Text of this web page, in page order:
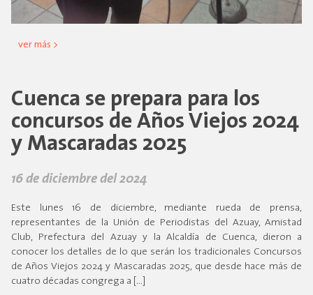
ver más >
Cuenca se prepara para los
concursos de Años Viejos 2024
y Mascaradas 2025
16 de diciembre del 2024
Este lunes 16 de diciembre, mediante rueda de prensa,
representantes de la Unión de Periodistas del Azuay, Amistad
Club, Prefectura del Azuay y la Alcaldía de Cuenca, dieron a
conocer los detalles de lo que serán los tradicionales Concursos
de Años Viejos 2024 y Mascaradas 2025, que desde hace más de
cuatro décadas congrega a […]